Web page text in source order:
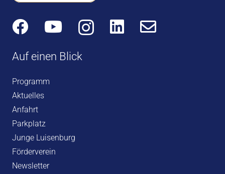
Auf einen Blick
Programm
Aktuelles
Anfahrt
Parkplatz
Junge Luisenburg
Förderverein
Newsletter